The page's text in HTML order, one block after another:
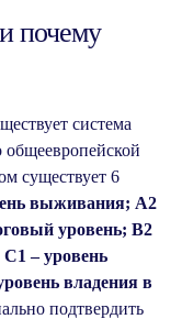
почему
система
общеевропейской
существует 6
выживания; A2
уровень; B2
– уровень
владения в
подтвердить